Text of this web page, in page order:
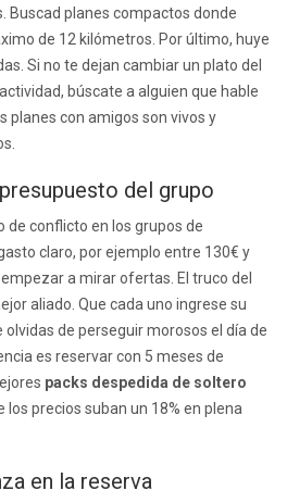
Buscad planes compactos donde
de 12 kilómetros. Por último, huye
Si no te dejan cambiar un plato del
búscate a alguien que hable
planes con amigos son vivos y
del grupo
de conflicto en los grupos de
claro, por ejemplo entre 130€ y
a mirar ofertas. El truco del
aliado. Que cada uno ingrese su
de perseguir morosos el día de
es reservar con 5 meses de
packs despedida de soltero
los precios suban un 18% en plena
en la reserva